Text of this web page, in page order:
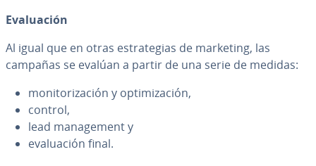
Eva­lua­ción
Al igual que en otras es­tra­te­gias de marketing, las
campañas se evalúan a partir de una serie de medidas:
mo­ni­to­ri­za­ción y op­ti­mi­za­ción,
control,
lead ma­na­ge­me­nt y
eva­lua­ción final.